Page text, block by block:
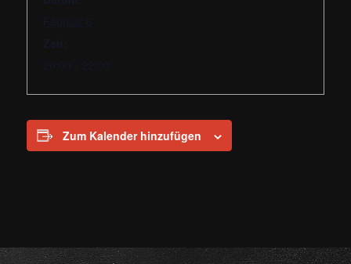
Zum Kalender hinzufügen